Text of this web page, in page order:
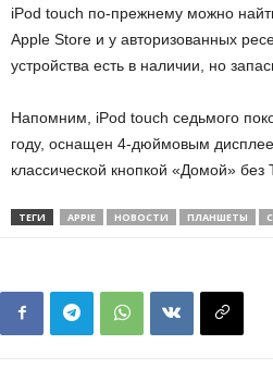
iPod touch по-прежнему можно
Apple Store и у авторизованных
устройства есть в наличии, но
Напомним, iPod touch седьмого
году, оснащен 4-дюймовым
классической кнопкой «Домой» без
ТЕГИ APPIE НОВОСТИ ПЛАНШЕТЫ